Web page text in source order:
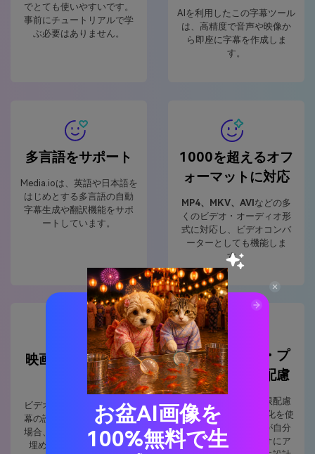
でとても使いやすいです。
事前にチュートリアルで学
ぶ必要はありません。
AIを利用したこの字幕ツール
は、高精度で音声や映像か
ら即座に字幕を作成しま
す。
多言語をサポート
Media.ioは、英語や日本語を
はじめとする多言語の自動
字幕生成や翻訳機能をサポ
ートしています。
1000を超えるオフ
ォーマットに対応
MP4、MKV、AVIなどの多
くのビデオ・オーディオ形
式に対応し、ビデオコンバ
ーターとしても機能しま
す。
映画に字幕を埋め
込む
ビデオプレイヤーでYIFY字
幕の読み込みに問題がある
場合、字幕をビデオに直接
埋め込むのが良い方法で
セキュリティ・プ
ライバシーに配慮
ウイルス対策に最大限配慮
され、高度なSSL暗号化を使
用して、不要な人物が自分
のビデオやオーディオにア
お盆AI画像を
100%無料で生